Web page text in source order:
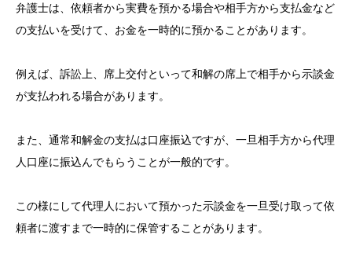
弁護士は、依頼者から実費を預かる場合や相手方から支払金など
の支払いを受けて、お金を一時的に預かることがあります。
例えば、訴訟上、席上交付といって和解の席上で相手から示談金
が支払われる場合があります。
また、通常和解金の支払は口座振込ですが、一旦相手方から代理
人口座に振込んでもらうことが一般的です。
この様にして代理人において預かった示談金を一旦受け取って依
頼者に渡すまで一時的に保管することがあります。